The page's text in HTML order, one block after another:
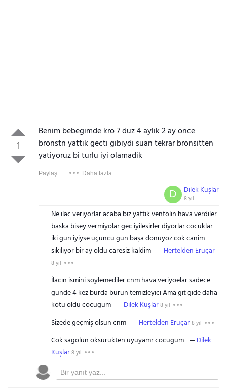
1
Benim bebegimde kro 7 duz 4 aylik 2 ay once
bronstn yattik gecti gibiydi suan tekrar bronsitten
yatiyoruz bi turlu iyi olamadik
Paylaş: Daha fazla
Dilek Kuşlar
8 yıl
D
Ne ilac veriyorlar acaba biz yattik ventolin hava verdiler
baska bisey vermiyolar gec iyilesirler diyorlar cocuklar
iki gun iyiyse üçüncü gun başa donuyoz cok canim
sıkılıyor bir ay oldu caresiz kaldim
Hertelden Eruçar
8 yıl
İlacın ismini soylemediler cnm hava veriyoelar sadece
gunde 4 kez burda burun temizleyici Ama git gide daha
kotu oldu cocugum
Dilek Kuşlar8 yıl
Sizede geçmiş olsun cnm Hertelden Eruçar8 yıl
Cok sagolun oksurukten uyuyamr cocugum
Dilek
Kuşlar8 yıl